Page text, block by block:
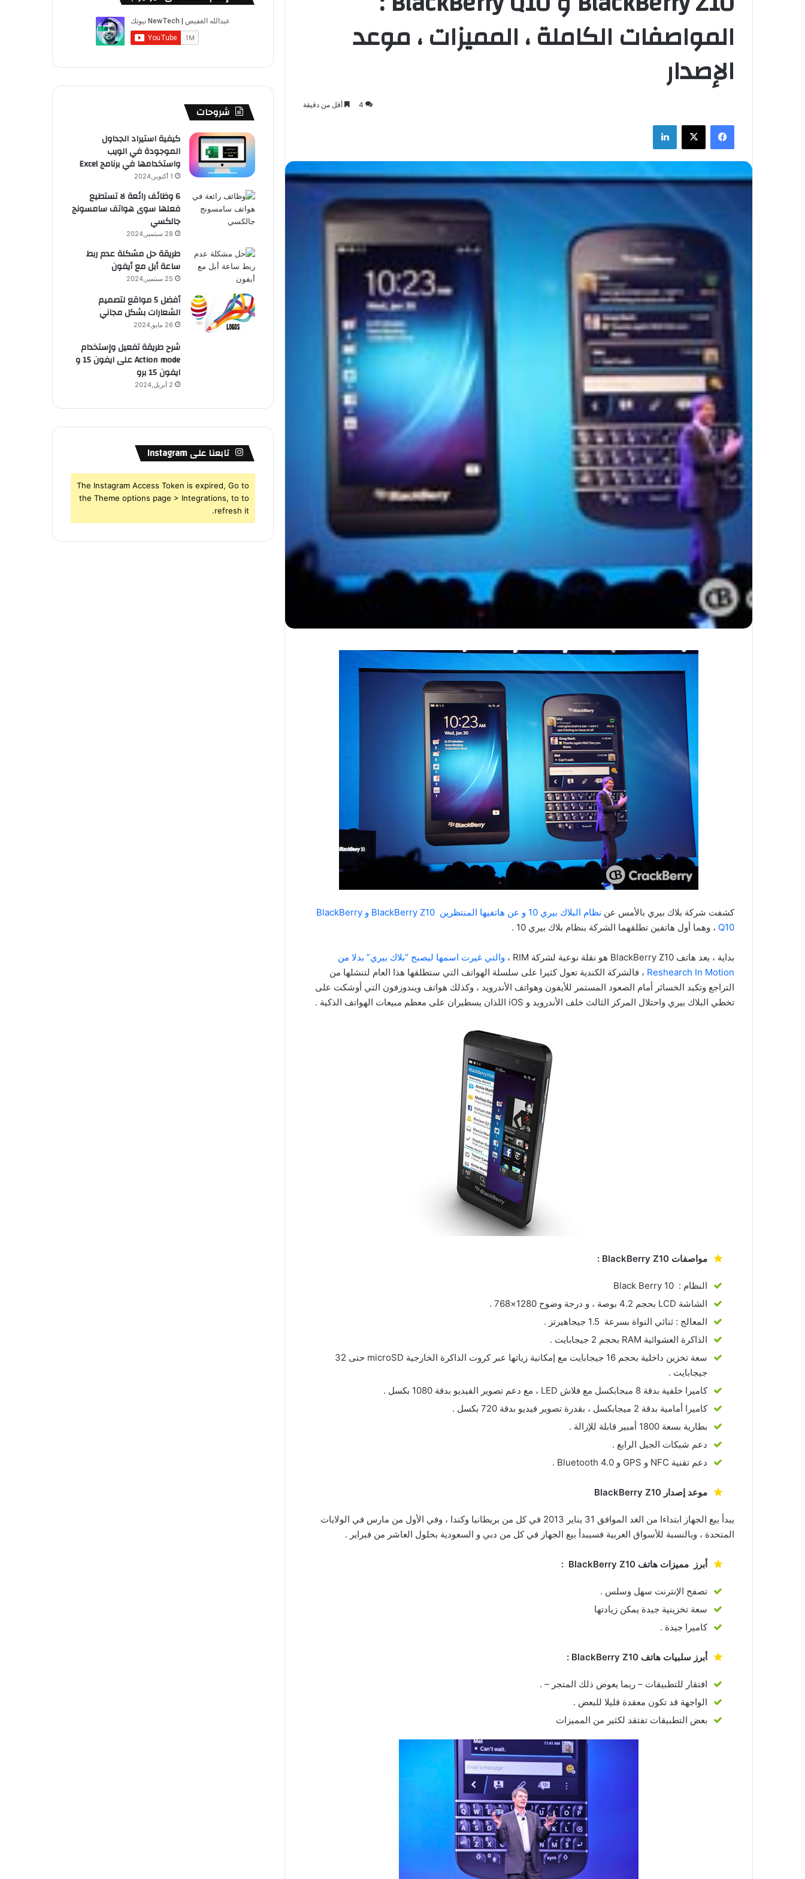
المواصفات الكاملة ، المميزات ، موعد
الإصدار
4 أقل من دقيقة
فيسبوك
كشفت شركة بلاك بيري بالأمس عن
نظام البلاك بيري 10 و عن هاتفيها المنتظرين BlackBerry Z10 و BlackBerry
Q10 ، وهما أول هاتفين تطلقهما الشركة بنظام بلاك بيري 10 .
بداية ، يعد هاتف BlackBerry Z10 هو نقلة نوعية لشركة RIM ،
والتي غيرت اسمها ليصبح “بلاك بيري” بدلا من
Reshearch In Motion ، فالشركة الكندية تعول كثيرا على سلسلة الهواتف التي ستطلقها هذا العام لتنشلها من
التراجع وتكبد الخسائر أمام الصعود المستمر للأيفون وهواتف الأندرويد ، وكذلك هواتف ويندوزفون التي أوشكت على
تخطي البلاك بيري واحتلال المركز الثالث خلف الأندرويد و iOS اللذان يسطيران على معظم مبيعات الهواتف الذكية .
مواصفات BlackBerry Z10 :
النظام : Black Berry 10
الشاشة LCD بحجم 4.2 بوصة ، و درجة وضوح 1280×768 .
المعالج : ثنائي النواة بسرعة 1.5 جيجاهيرتز .
الذاكرة العشوائية RAM بحجم 2 جيجابايت .
سعة تخزين داخلية بحجم 16 جيجابايت مع إمكانية زياتها عبر كروت الذاكرة الخارجية microSD حتى 32
جيجابايت .
كاميرا خلفية بدقة 8 ميجابكسل مع فلاش LED ، مع دعم تصوير الفيديو بدقة 1080 بكسل .
كاميرا أمامية بدقة 2 ميجابكسل ، بقدرة تصوير فيديو بدقة 720 بكسل .
بطارية بسعة 1800 أمبير قابلة للإزالة .
دعم شبكات الجيل الرابع .
دعم تقنية NFC و GPS و Bluetooth 4.0 .
موعد إصدار BlackBerry Z10
يبدأ بيع الجهاز ابتداءا من الغد الموافق 31 يناير 2013 في كل من بريطانيا وكندا ، وفي الأول من مارس في الولايات
المتحدة ، وبالنسبة للأسواق العربية فسيبدأ بيع الجهاز في كل من دبي و السعودية بحلول العاشر من فبراير .
أبرز مميزات هاتف BlackBerry Z10 :
تصفح الإنترنت سهل وسلس .
سعة تخزينية جيدة يمكن زيادتها
كاميرا جيدة .
أبرز سلبيات هاتف BlackBerry Z10 :
افتقار للتطبيقات – ربما يعوض ذلك المتجر – .
الواجهة قد تكون معقدة قليلا للبعض .
بعض التطبيقات تفتقد لكثير من المميزات
T
e
ق
ت
ر
S
شروحات
كيفية استيراد الجداول
الموجودة في الويب
واستخدامها في برنامج Excel
1 أكتوبر,2024
6 وظائف رائعة لا تستطيع
فعلها سوى هواتف سامسونج
جالكسي
28 سبتمبر,2024
طريقة حل مشكلة عدم ربط
ساعة أبل مع أيفون
25 سبتمبر,2024
أفضل 5 مواقع لتصميم
الشعارات بشكل مجاني
26 مايو,2024
شرح طريقة تفعيل وإستخدام
Action mode على ايفون 15 و
ايفون 15 برو
2 أبريل,2024
تابعنا على Instagram
The Instagram Access Token is expired, Go to
the Theme options page > Integrations, to to
refresh it.